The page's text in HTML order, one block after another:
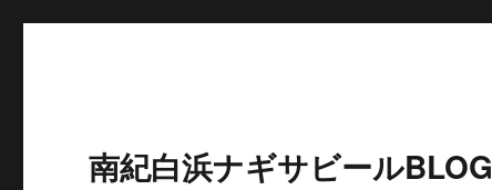
南紀白浜ナギサビールBLOG